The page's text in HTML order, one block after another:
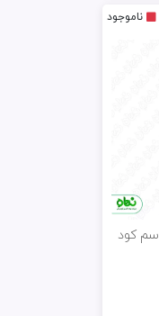
ناموجود
سم کود